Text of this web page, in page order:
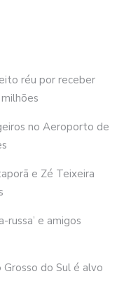
réu por receber
no Aeroporto de
e Zé Teixeira
e amigos
do Sul é alvo